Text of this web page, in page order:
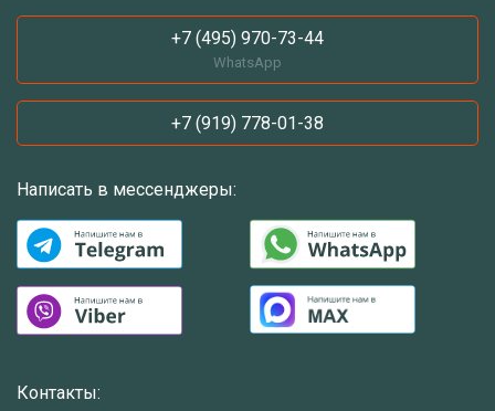
+7 (495) 970-73-44
WhatsApp
+7 (919) 778-01-38
Написать в мессенджеры:
Контакты: